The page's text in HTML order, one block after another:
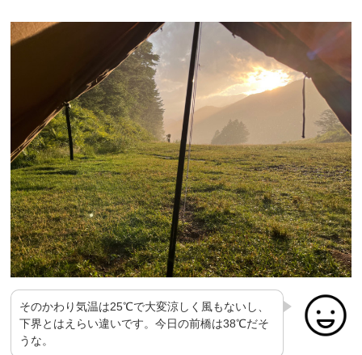
そのかわり気温は25℃で大変涼しく風もないし、
下界とはえらい違いです。今日の前橋は38℃だそ
うな。